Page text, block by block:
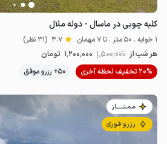
کلبه چوبی در ماسال - دوله ملال
1 خوابه . 50 متر . تا 7 مهمان 4.7 (31 نظر)
هر شب از 1٬500٬000 1٬200٬000 تومان
20% تخفیف لحظه آخری
50+ رزرو موفق
مـمـتــــــاز
رزرو فوری